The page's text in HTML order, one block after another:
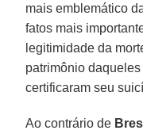
mais emblemático
fatos mais
legitimidade da
patrimônio
certificaram seu
Ao contrário de